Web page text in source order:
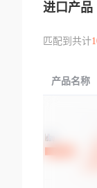
进口产品
匹配到共计
产品名称